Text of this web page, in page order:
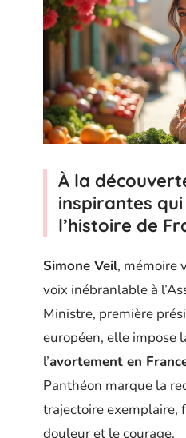
À la
inspirantes
l’histoire de
Simone Veil, mémoire
voix inébranlable à
Ministre, première
européen, elle impose
l’avortement en
Panthéon marque la
trajectoire exemplaire,
douleur et le courage.